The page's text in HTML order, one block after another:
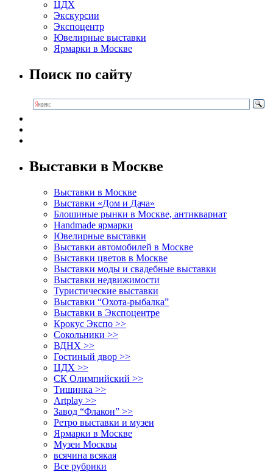
ЦДХ
Экскурсии
Экспоцентр
Ювелирные выставки
Ярмарки в Москве
Поиск по сайту
Выставки в Москве
Выставки в Москве
Выставки «Дом и Дача»
Блошиные рынки в Москве, антиквариат
Handmade ярмарки
Ювелирные выставки
Выставки автомобилей в Москве
Выставки цветов в Москве
Выставки моды и свадебные выставки
Выставки недвижимости
Туристические выставки
Выставки “Охота-рыбалка”
Выставки в Экспоцентре
Крокус Экспо >>
Сокольники >>
ВДНХ >>
Гостиный двор >>
ЦДХ >>
СК Олимпийский >>
Тишинка >>
Artplay >>
Завод “Флакон” >>
Ретро выставки и музеи
Ярмарки в Москве
Музеи Москвы
всячина всякая
Все рубрики